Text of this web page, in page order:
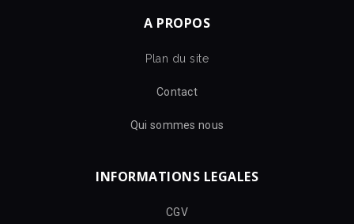
A PROPOS
Plan du site
Contact
Qui sommes nous
INFORMATIONS LEGALES
CGV